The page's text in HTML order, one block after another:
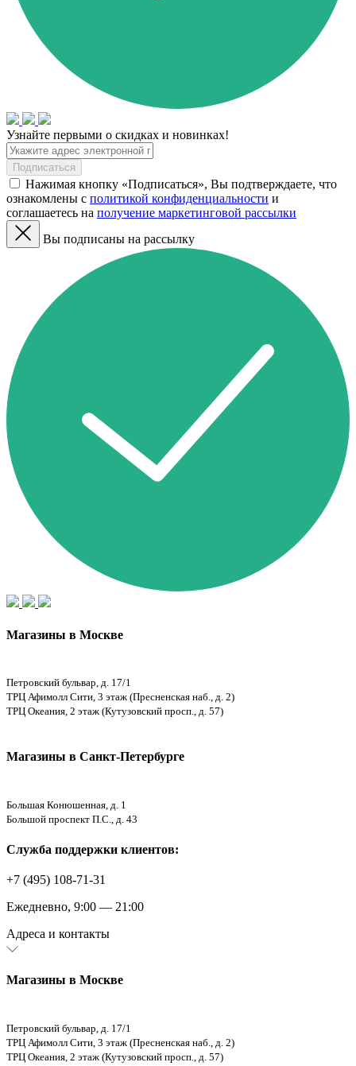
Узнайте первыми о скидках и новинках!
Подписаться
Нажимая кнопку «Подписаться», Вы подтверждаете, что
ознакомлены с политикой конфиденциальности и
соглашаетесь на получение маркетинговой рассылки
Вы подписаны на рассылку
Магазины в Москве
Петровский бульвар, д. 17/1
ТРЦ Афимолл Сити, 3 этаж (Пресненская наб., д. 2)
ТРЦ Океания, 2 этаж (Кутузовский просп., д. 57)
Магазины в Санкт-Петербурге
Большая Конюшенная, д. 1
Большой проспект П.С., д. 43
Служба поддержки клиентов:
+7 (495) 108-71-31
Ежедневно, 9:00 — 21:00
Адреса и контакты
Магазины в Москве
Петровский бульвар, д. 17/1
ТРЦ Афимолл Сити, 3 этаж (Пресненская наб., д. 2)
ТРЦ Океания, 2 этаж (Кутузовский просп., д. 57)